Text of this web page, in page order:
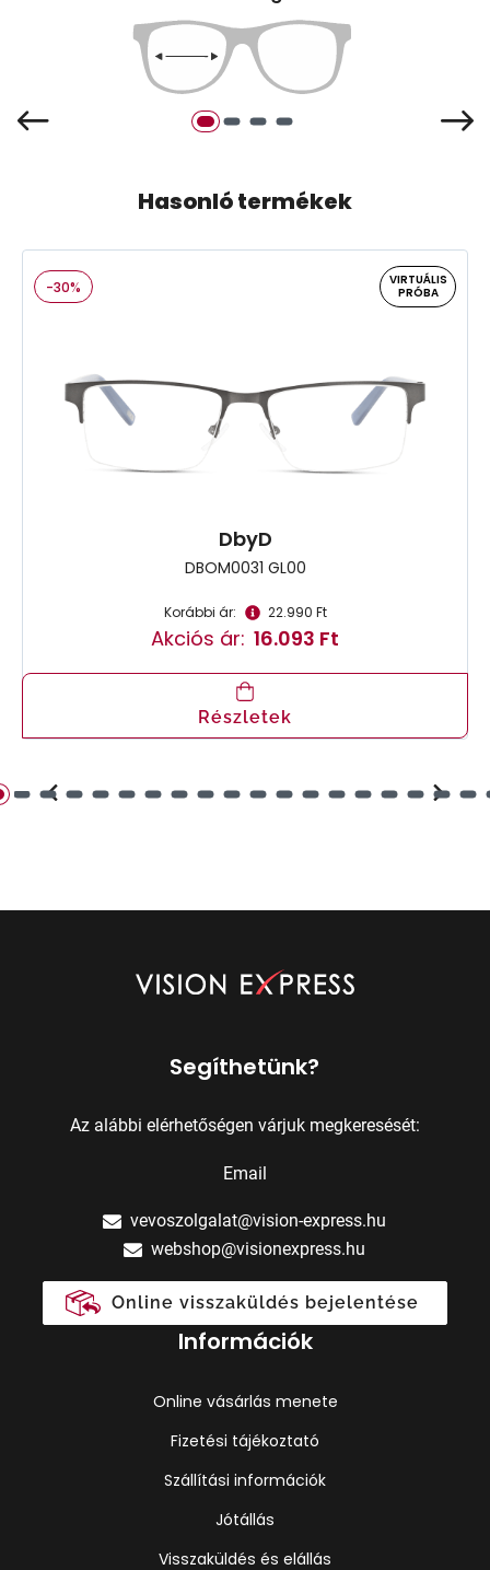
Hasonló termékek
-30%
VIRTUÁLIS
PRÓBA
DbyD
DBOM0031 GL00
Korábbi ár: 22.990 Ft
Akciós ár: 16.093 Ft
Részletek
Segíthetünk?
Az alábbi elérhetőségen várjuk megkeresését:
Email
vevoszolgalat@vision-express.hu
webshop@visionexpress.hu
Online visszaküldés bejelentése
Információk
Online vásárlás menete
Fizetési tájékoztató
Szállítási információk
Jótállás
Visszaküldés és elállás